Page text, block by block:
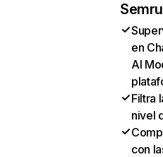
en
AI
Filtra
nivel
con